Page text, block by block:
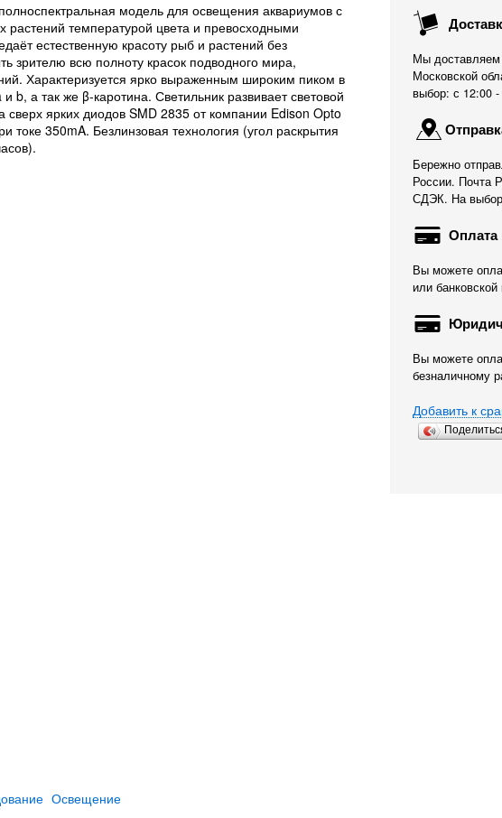
Мы доставляем
Московской
выбор: с 12:00
Бережно
России. Почта
СДЭК. На
Оплата
Вы можете
или банковской
Вы можете
безналичному
Добавить к
модель для освещения аквариумов с
температурой цвета и превосходными
естественную красоту рыб и растений без
зрителю всю полноту красок подводного мира,
Характеризуется ярко выраженным широким пиком в
а так же β-каротина. Светильник развивает световой
ярких диодов SMD 2835 от компании Edison Opto
350mA. Безлинзовая технология (угол раскрытия
Освещение